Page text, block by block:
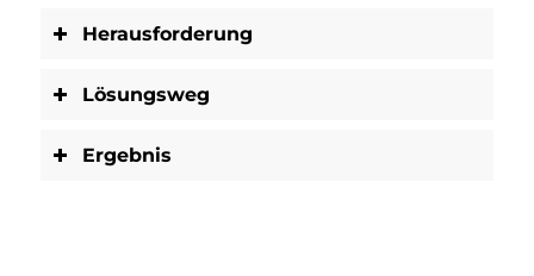
Herausforderung
Lösungsweg
Ergebnis